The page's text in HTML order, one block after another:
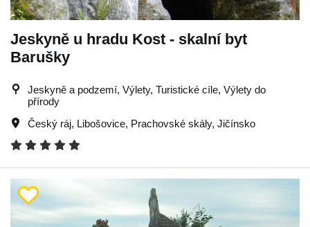
Jeskyně u hradu Kost - skalní byt
Barušky
Jeskyně a podzemí, Výlety, Turistické cíle, Výlety do
přírody
Český ráj, Libošovice, Prachovské skály, Jičínsko